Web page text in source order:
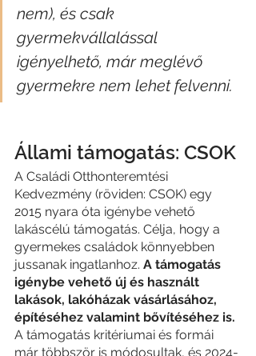
nem), és csak
gyermekvállalással
igényelhető, már meglévő
gyermekre nem lehet felvenni.
Állami támogatás: CSOK
A Családi Otthonteremtési
Kedvezmény (röviden: CSOK) egy
2015 nyara óta igénybe vehető
lakáscélú támogatás. Célja, hogy a
gyermekes családok könnyebben
jussanak ingatlanhoz. A támogatás
igénybe vehető új és használt
lakások, lakóházak vásárlásához,
építéséhez valamint bővítéséhez is.
A támogatás kritériumai és formái
már többször is módosultak, és 2024-